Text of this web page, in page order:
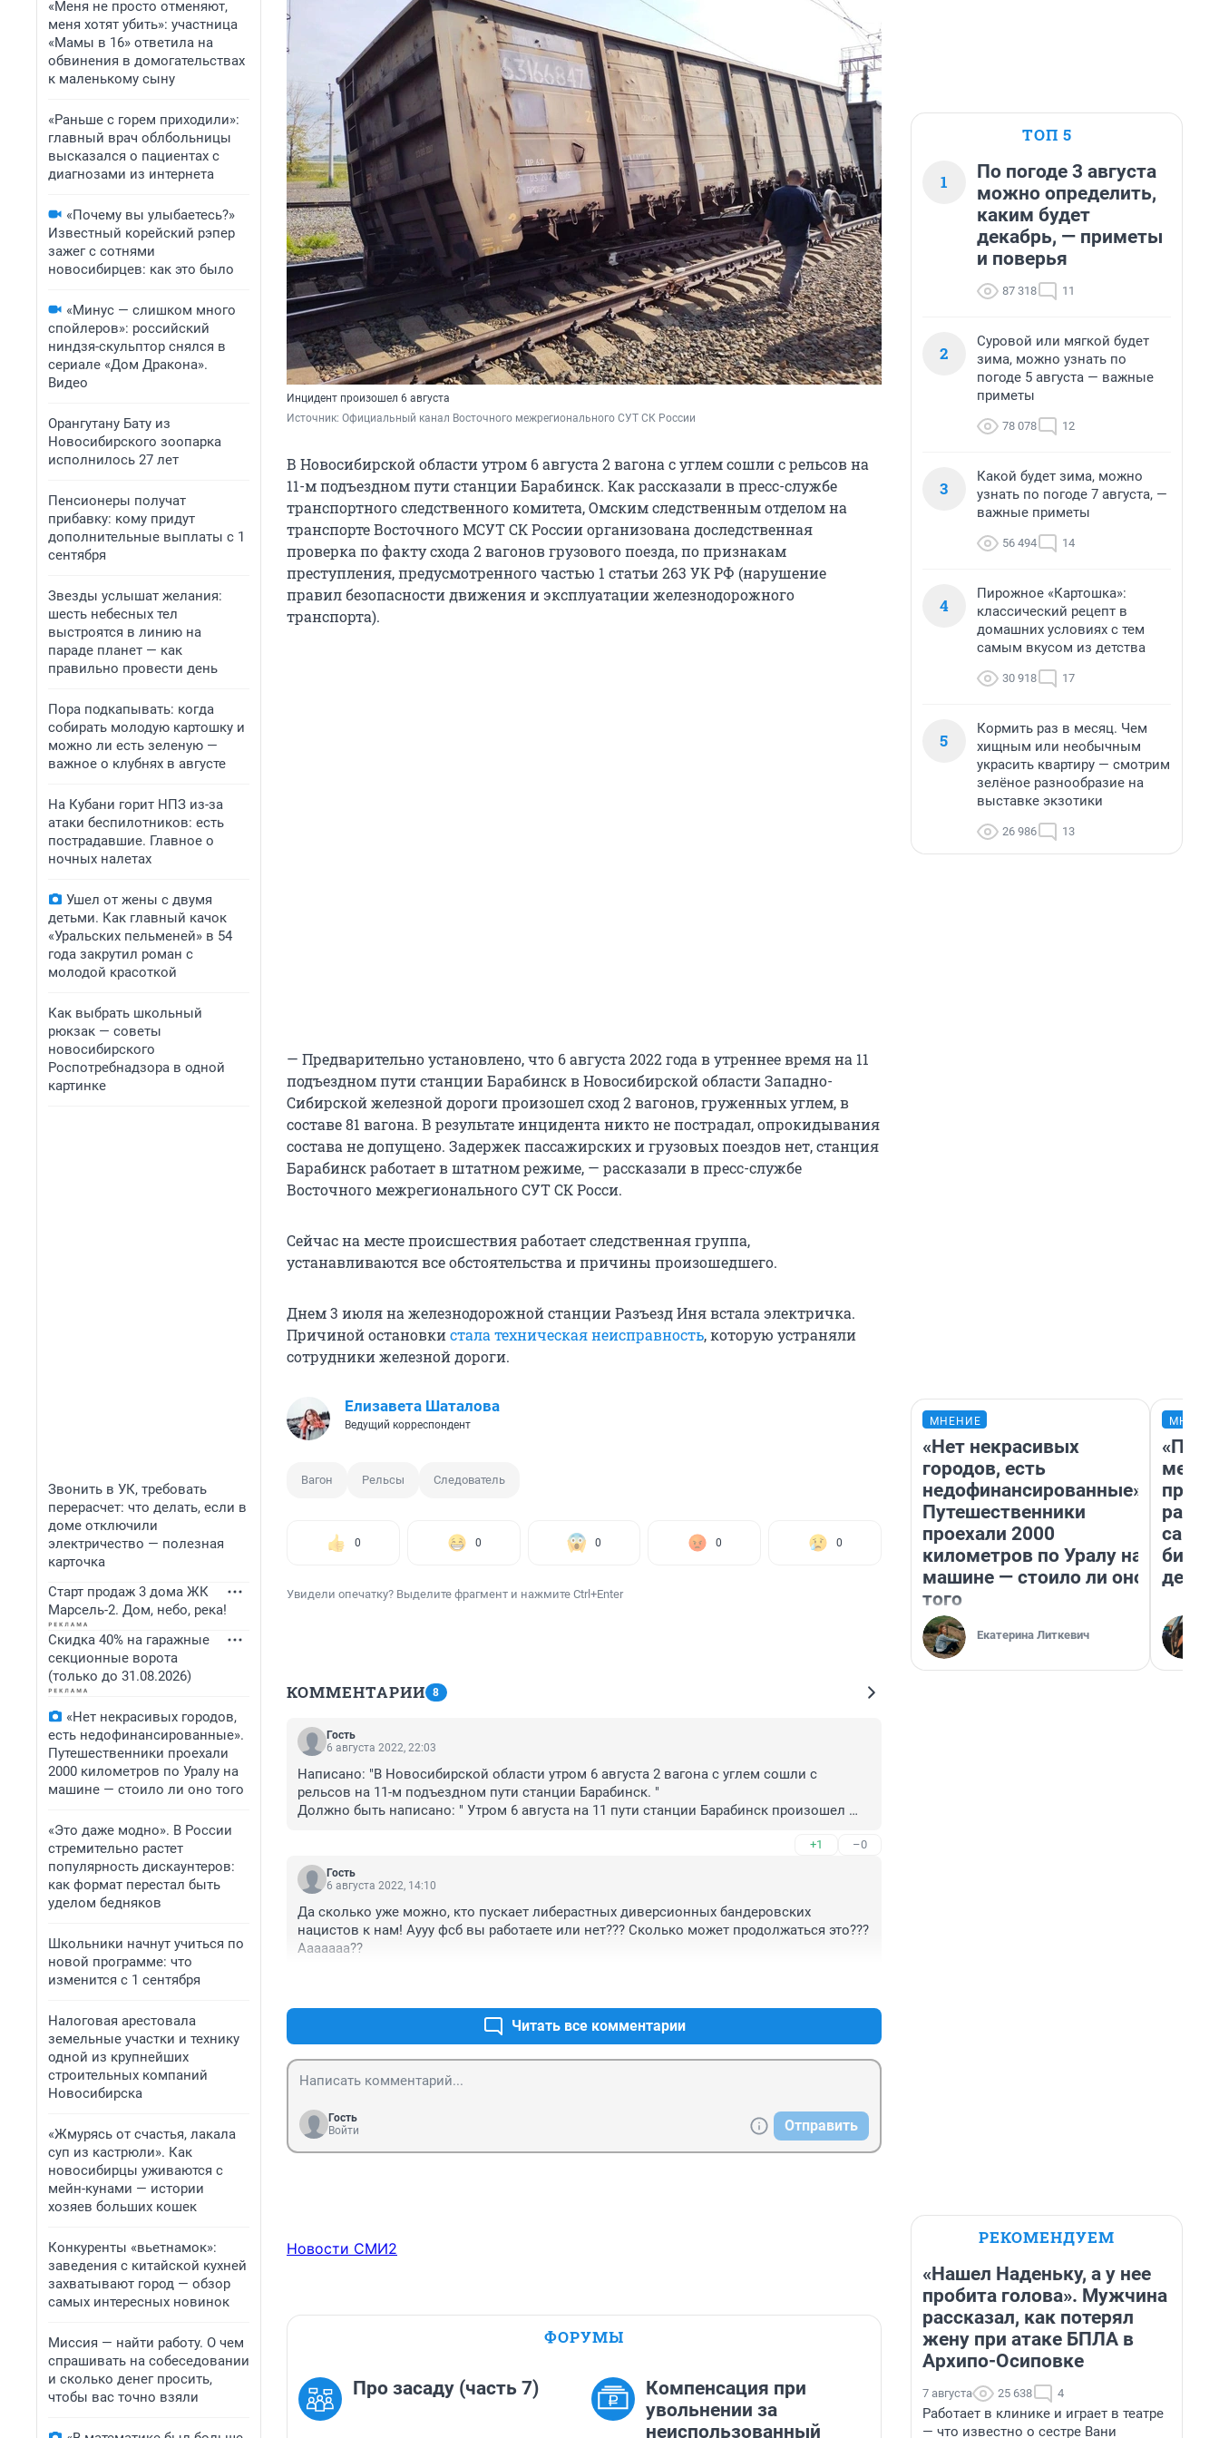
«Меня не просто отменяют,
меня хотят убить»: участница
«Мамы в 16» ответила на
обвинения в домогательствах
к маленькому сыну
«Раньше с горем приходили»:
главный врач облбольницы
высказался о пациентах с
диагнозами из интернета
«Почему вы улыбаетесь?»
Известный корейский рэпер
зажег с сотнями
новосибирцев: как это было
«Минус — слишком много
спойлеров»: российский
ниндзя-скульптор снялся в
сериале «Дом Дракона».
Видео
Орангутану Бату из
Новосибирского зоопарка
исполнилось 27 лет
Пенсионеры получат
прибавку: кому придут
дополнительные выплаты с 1
сентября
Звезды услышат желания:
шесть небесных тел
выстроятся в линию на
параде планет — как
правильно провести день
Пора подкапывать: когда
собирать молодую картошку и
можно ли есть зеленую —
важное о клубнях в августе
На Кубани горит НПЗ из-за
атаки беспилотников: есть
пострадавшие. Главное о
ночных налетах
Ушел от жены с двумя
детьми. Как главный качок
«Уральских пельменей» в 54
года закрутил роман с
молодой красоткой
Как выбрать школьный
рюкзак — советы
новосибирского
Роспотребнадзора в одной
картинке
Звонить в УК, требовать
перерасчет: что делать, если в
доме отключили
электричество — полезная
карточка
Старт продаж 3 дома ЖК
Марсель-2. Дом, небо, река!
Скидка 40% на гаражные
секционные ворота
(только до 31.08.2026)
«Нет некрасивых городов,
есть недофинансированные».
Путешественники проехали
2000 километров по Уралу на
машине — стоило ли оно того
«Это даже модно». В России
стремительно растет
популярность дискаунтеров:
как формат перестал быть
уделом бедняков
Школьники начнут учиться по
новой программе: что
изменится с 1 сентября
Налоговая арестовала
земельные участки и технику
одной из крупнейших
строительных компаний
Новосибирска
«Жмурясь от счастья, лакала
суп из кастрюли». Как
новосибирцы уживаются с
мейн-кунами — истории
хозяев больших кошек
Конкуренты «вьетнамок»:
заведения с китайской кухней
захватывают город — обзор
самых интересных новинок
Миссия — найти работу. О чем
спрашивать на собеседовании
и сколько денег просить,
чтобы вас точно взяли
Инцидент произошел 6 августа
Источник: Официальный канал Восточного межрегионального СУТ СК России
В Новосибирской области утром 6 августа 2 вагона с углем сошли с рельсов на
11-м подъездном пути станции Барабинск. Как рассказали в пресс-службе
транспортного следственного комитета, Омским следственным отделом на
транспорте Восточного МСУТ СК России организована доследственная
проверка по факту схода 2 вагонов грузового поезда, по признакам
преступления, предусмотренного частью 1 статьи 263 УК РФ (нарушение
правил безопасности движения и эксплуатации железнодорожного
транспорта).
— Предварительно установлено, что 6 августа 2022 года в утреннее время на 11
подъездном пути станции Барабинск в Новосибирской области Западно-
Сибирской железной дороги произошел сход 2 вагонов, груженных углем, в
составе 81 вагона. В результате инцидента никто не пострадал, опрокидывания
состава не допущено. Задержек пассажирских и грузовых поездов нет, станция
Барабинск работает в штатном режиме, — рассказали в пресс-службе
Восточного межрегионального СУТ СК Росси.
Сейчас на месте происшествия работает следственная группа,
устанавливаются все обстоятельства и причины произошедшего.
Днем 3 июля на железнодорожной станции Разъезд Иня встала электричка.
Причиной остановкистала техническая неисправность, которую устраняли
сотрудники железной дороги.
Елизавета Шаталова
Ведущий корреспондент
Вагон Рельсы Следователь
0 0 0 0 0
Увидели опечатку? Выделите фрагмент и нажмите Ctrl+Enter
КОММЕНТАРИИ 8
Гость
6 августа 2022, 22:03
Написано: "В Новосибирской области утром 6 августа 2 вагона с углем сошли с
рельсов на 11-м подъездном пути станции Барабинск. "
Должно быть написано: " Утром 6 августа на 11 пути станции Барабинск произошел
Подъездной путь не имеет нумерации и может принадлежать/может не принадлежать
какому-либо предприятию или организации.
+1 –0
Гость
6 августа 2022, 14:10
Да сколько уже можно, кто пускает либерастных диверсионных бандеровских
нацистов к нам! Аууу фсб вы работаете или нет??? Сколько может продолжаться это???
Ааааааа??
Читать все комментарии
Гость
Войти
Отправить
Новости СМИ2
ФОРУМЫ
Про засаду (часть 7)
Компенсация при
увольнении за
неиспользованный
ТОП 5
1
По погоде 3 августа
можно определить,
каким будет
декабрь, — приметы
и поверья
87 318 11
2
Суровой или мягкой будет
зима, можно узнать по
погоде 5 августа — важные
приметы
78 078 12
3
Какой будет зима, можно
узнать по погоде 7 августа, —
важные приметы
56 494 14
4
Пирожное «Картошка»:
классический рецепт в
домашних условиях с тем
самым вкусом из детства
30 918 17
5
Кормить раз в месяц. Чем
хищным или необычным
украсить квартиру — смотрим
зелёное разнообразие на
выставке экзотики
26 986 13
МНЕНИЕ
«Нет некрасивых
городов, есть
недофинансированные».
Путешественники
проехали 2000
километров по Уралу на
машине — стоило ли оно
того
Екатерина Литкевич
РЕКОМЕНДУЕМ
«Нашел Наденьку, а у нее
пробита голова». Мужчина
рассказал, как потерял
жену при атаке БПЛА в
Архипо-Осиповке
7 августа 25 638 4
Работает в клинике и играет в театре
— что известно о сестре Вани